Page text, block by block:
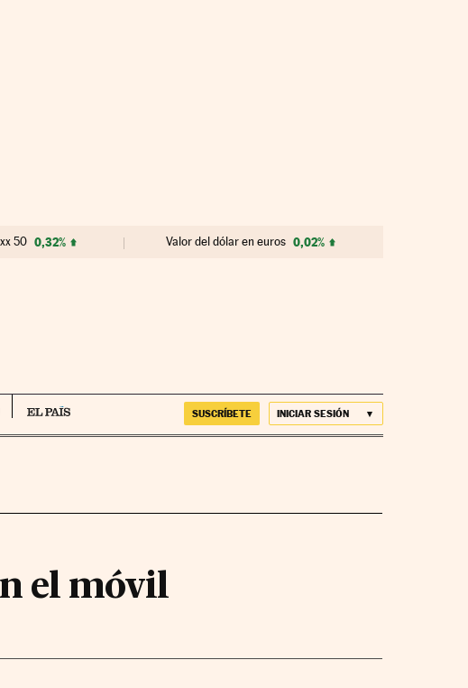
50 0,32% Valor del dólar en euros 0,02%
SUSCRÍBETE INICIAR SESIÓN
el móvil